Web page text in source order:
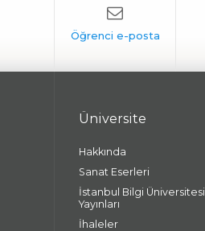
Üniversite
Hakkında
Sanat Eserleri
İstanbul Bilgi Üniversitesi
Yayınları
İhaleler